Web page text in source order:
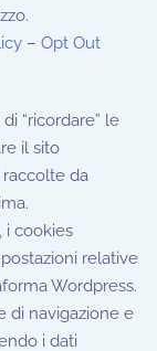
– Opt Out
“ricordare” le
il sito
da
i cookies
relative
Wordpress.
di navigazione e
i dati